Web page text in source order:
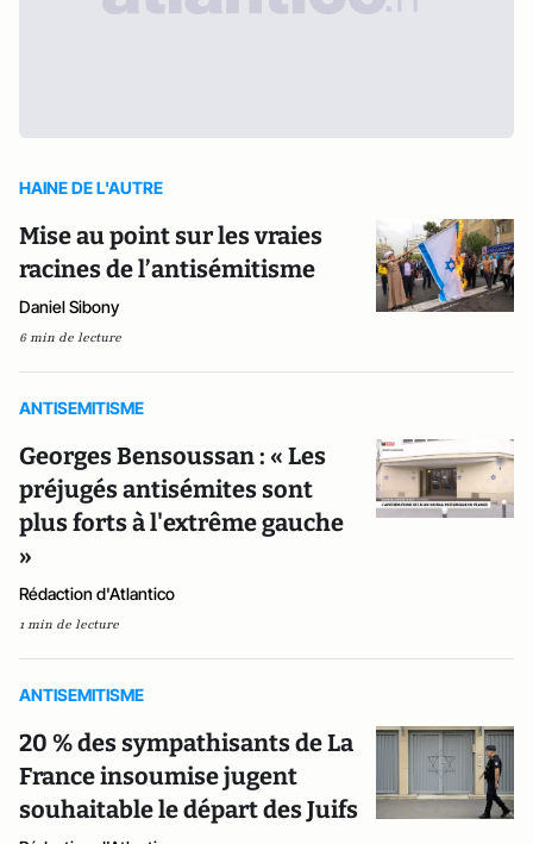
HAINE DE L'AUTRE
Mise au point sur les vraies
racines de l’antisémitisme
Daniel Sibony
6 min de lecture
ANTISEMITISME
Georges Bensoussan : « Les
préjugés antisémites sont
plus forts à l'extrême gauche
»
Rédaction d'Atlantico
1 min de lecture
ANTISEMITISME
20 % des sympathisants de La
France insoumise jugent
souhaitable le départ des Juifs